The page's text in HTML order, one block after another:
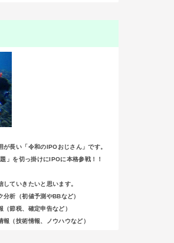
が長い「令和のIPOおじさん」です。
」を切っ掛けにIPOに本格参戦！！
ていきたいと思います。
分析（初値予測やBBなど）
（節税、確定申告など）
報（技術情報、ノウハウなど）